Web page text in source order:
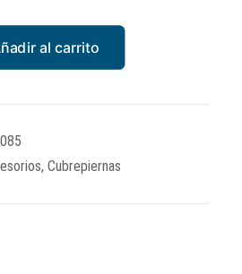
al carrito
, Cubrepiernas